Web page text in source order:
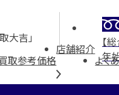
大吉」
【
年
買取参考価格
店舗紹介
よく